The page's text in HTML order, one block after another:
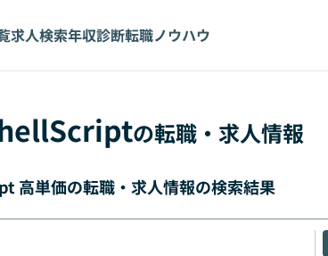
求人検索年収診断転職ノウハウ
の転職・求人情報
高単価の転職・求人情報の検索結果